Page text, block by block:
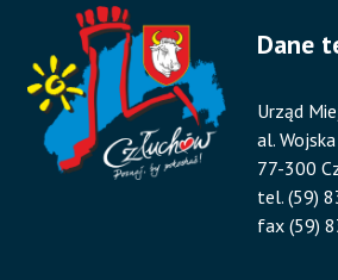
Dane
Urząd
al.
77-300
tel. (59)
fax (59)